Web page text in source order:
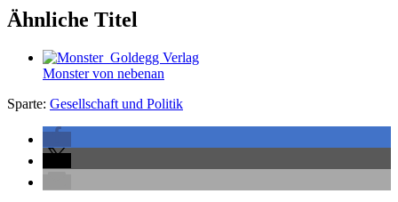
Ähnliche Titel
Monster von nebenan
Sparte: Gesellschaft und Politik